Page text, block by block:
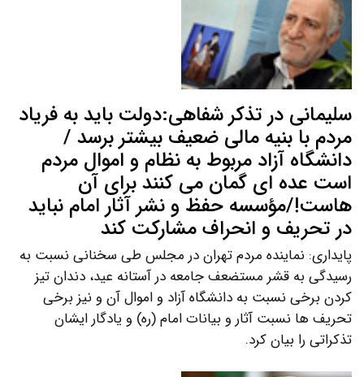
سلیمانی در تذکر شفاهی:دولت باید به فریاد
مردم با بنیه مالی ضعیف بیشتر برسد /
دانشگاه آزاد مربوط به نظام و اموال مردم
است عده ای گمان می کنند برای آن
هاست!/مؤسسه حفظ و نشر آثار امام نباید
در تحریف و انحراف مشارکت کند
پایداری: نماینده مردم تهران در مجلس طی سخنانی نسبت به
رسیدگی به قشر مستضعف جامعه در آستانه عید، دندان تیز
کردن برخی نسبت به دانشگاه آزاد و اموال آن و نیز برخی
تحریف ها نسبت آثار و بیانات امام (ره) و یادگار ایشان
تذکراتی را بیان کرد.